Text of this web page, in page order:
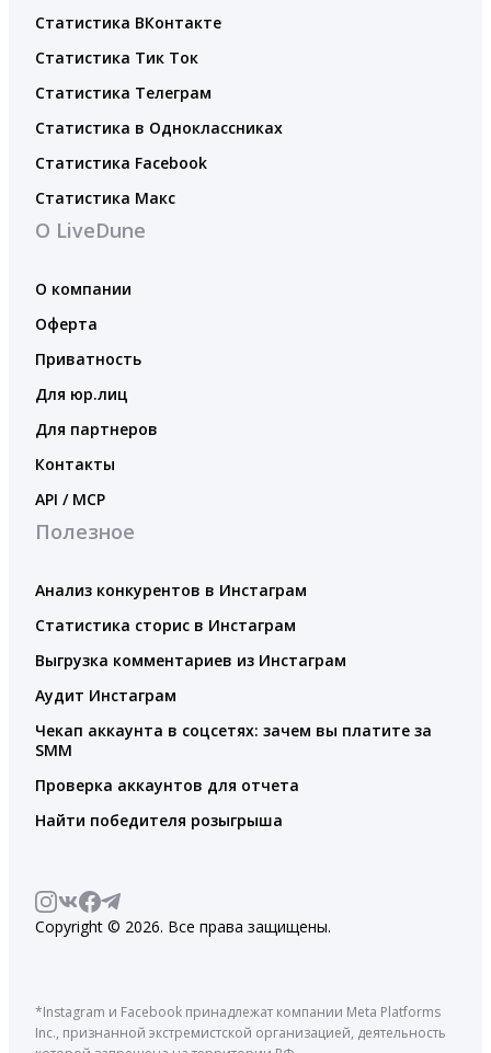
Статистика ВКонтакте
Статистика Тик Ток
Статистика Телеграм
Статистика в Одноклассниках
Статистика Facebook
Статистика Макс
О LiveDune
О компании
Оферта
Приватность
Для юр.лиц
Для партнеров
Контакты
API / MCP
Полезное
Анализ конкурентов в Инстаграм
Статистика сторис в Инстаграм
Выгрузка комментариев из Инстаграм
Аудит Инстаграм
Чекап аккаунта в соцсетях: зачем вы платите за
SMM
Проверка аккаунтов для отчета
Найти победителя розыгрыша
Copyright © 2026. Все права защищены.
*Instagram и Facebook принадлежат компании Meta Platforms
Inc., признанной экстремистской организацией, деятельность